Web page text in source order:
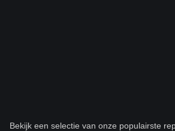
Bekijk een selectie van onze populairste